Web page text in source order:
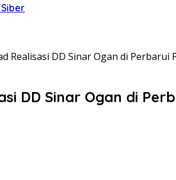
Realisasi DD Sinar Ogan di
DD Sinar Ogan di